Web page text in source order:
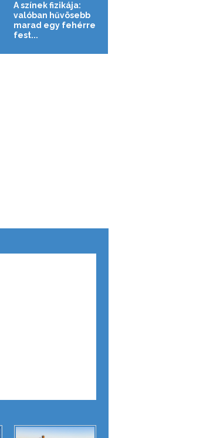
A színek fizikája:
valóban hűvösebb
marad egy fehérre
fest...